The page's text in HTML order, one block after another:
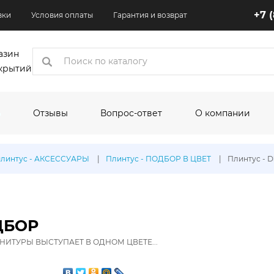
Условия оплаты Гарантия и возврат +7
Офисные помещения
Отзывы Вопрос-ответ О компании
- АКСЕССУАРЫ Плинтус - ПОДБОР В ЦВЕТ Плинтус -
ВЫСТУПАЕТ В ОДНОМ ЦВЕТЕ...